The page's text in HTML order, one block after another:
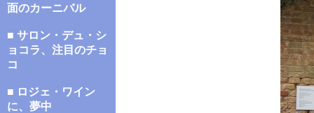
面のカーニバル
■ サロン・デュ・シ
ョコラ、注目のチョ
コ
■ ロジェ・ワイン
に、夢中